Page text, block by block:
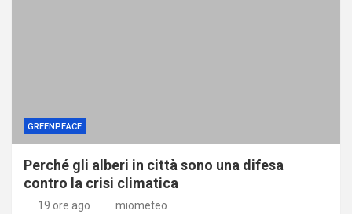
GREENPEACE
Perché gli alberi in città sono una difesa
contro la crisi climatica
19 ore ago miometeo